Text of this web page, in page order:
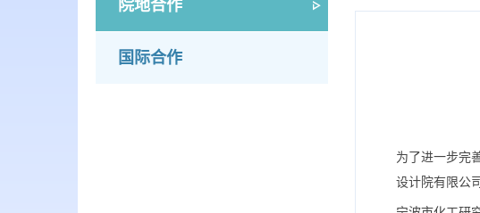
院地合作
国际合作
为了进一步完
设计院有限公